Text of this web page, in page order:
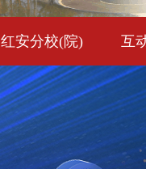
红安分校(院) 互